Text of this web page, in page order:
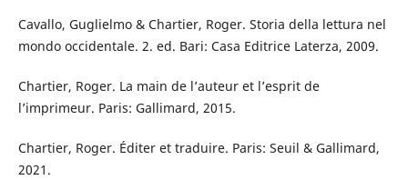
Cavallo, Guglielmo & Chartier, Roger. Storia della lettura nel
mondo occidentale. 2. ed. Bari: Casa Editrice Laterza, 2009.
Chartier, Roger. La main de l’auteur et l’esprit de
l’imprimeur. Paris: Gallimard, 2015.
Chartier, Roger. Éditer et traduire. Paris: Seuil & Gallimard,
2021.